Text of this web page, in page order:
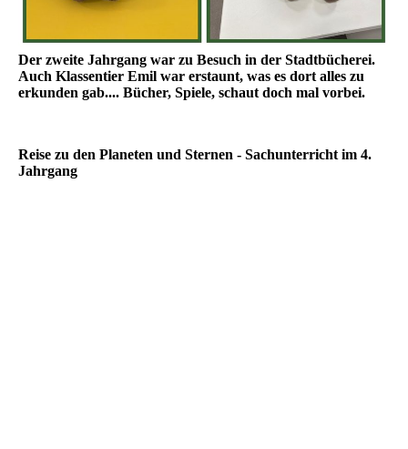
Der zweite Jahrgang war zu Besuch in der Stadtbücherei.
Auch Klassentier Emil war erstaunt, was es dort alles zu
erkunden gab.... Bücher, Spiele, schaut doch mal vorbei.
Reise zu den Planeten und Sternen - Sachunterricht im 4.
Jahrgang